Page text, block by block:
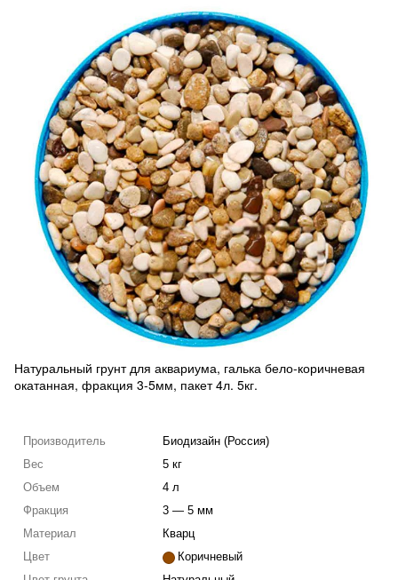
Натуральный грунт для аквариума, галька бело-коричневая
окатанная, фракция 3-5мм, пакет 4л. 5кг.
Производитель
Биодизайн (Россия)
Вес
5 кг
Объем
4 л
Фракция
3 — 5 мм
Материал
Кварц
Цвет
Коричневый